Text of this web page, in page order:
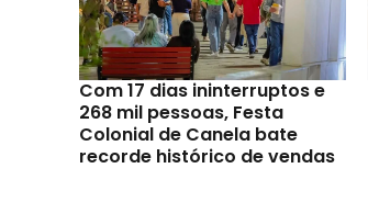
Com 17 dias ininterruptos e
268 mil pessoas, Festa
Colonial de Canela bate
recorde histórico de vendas